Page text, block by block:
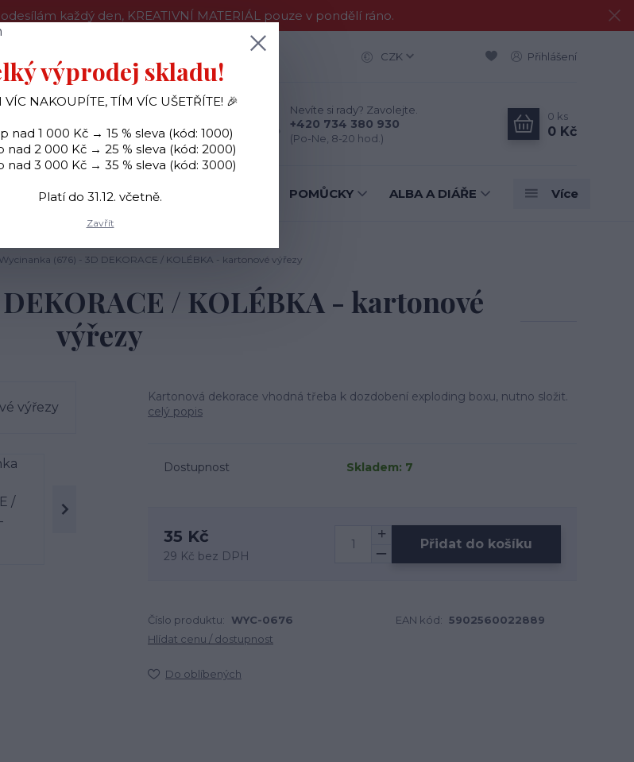
odesílám každý den, KREATIVNÍ MATERIÁL pouze v pondělí ráno.
CZK Přihlášení
Nevíte si rady? Zavolejte.
+420 734 380 930
(Po-Ne, 8-20 hod.)
0 ks
0 Kč
OZDOBY RAZÍTKA POMŮCKY ALBA A DIÁŘE Více
Wycinanka (676) - 3D DEKORACE / KOLÉBKA - kartonové výřezy
/ KOLÉBKA - kartonové
výřezy
Kartonová dekorace vhodná třeba k dozdobení exploding boxu, nutno složit.
celý popis
Dostupnost Skladem: 7
35 Kč
29 Kč bez DPH
Přidat do košíku
Číslo produktu: WYC-0676 EAN kód: 5902560022889
Hlídat cenu / dostupnost
Do oblíbených
výprodej skladu!
VÍC NAKOUPÍTE, TÍM VÍC UŠETŘÍTE! 🎉
nad 1 000 Kč → 15 % sleva (kód: 1000)
nad 2 000 Kč → 25 % sleva (kód: 2000)
nad 3 000 Kč → 35 % sleva (kód: 3000)
Platí do 31.12. včetně.
Zavřít